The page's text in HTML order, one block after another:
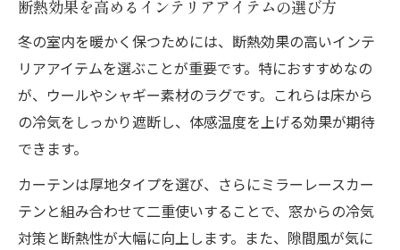
断熱効果を高めるインテリアアイテムの選び方
冬の室内を暖かく保つためには、断熱効果の高いインテ
リアアイテムを選ぶことが重要です。特におすすめなの
が、ウールやシャギー素材のラグです。これらは床から
の冷気をしっかり遮断し、体感温度を上げる効果が期待
できます。
カーテンは厚地タイプを選び、さらにミラーレースカー
テンと組み合わせて二重使いすることで、窓からの冷気
対策と断熱性が大幅に向上します。また、隙間風が気に